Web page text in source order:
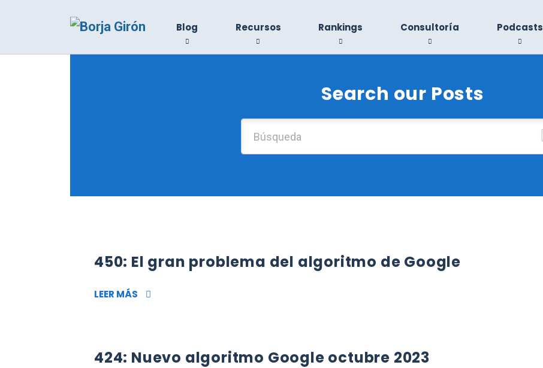
Blog Recursos Rankings Consultoría Podcasts
Search our Posts
450: El gran problema del algoritmo de Google
LEER MÁS 450: EL GRAN PROBLEMA DEL ALGORITMO DE GOOGLE
424: Nuevo algoritmo Google octubre 2023